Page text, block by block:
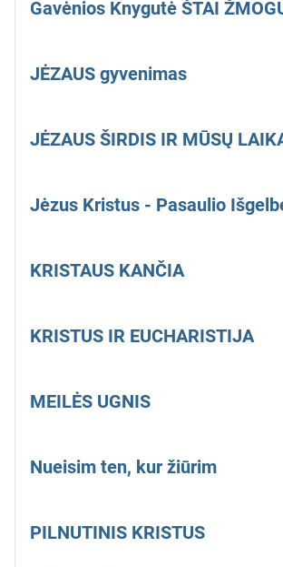
Gavėnios Knygutė ŠTAI
JĖZAUS gyvenimas
JĖZAUS ŠIRDIS IR MŪSŲ
Jėzus Kristus - Pasaulio
KRISTAUS KANČIA
KRISTUS IR EUCHARISTIJA
MEILĖS UGNIS
Nueisim ten, kur žiūrim
PILNUTINIS KRISTUS